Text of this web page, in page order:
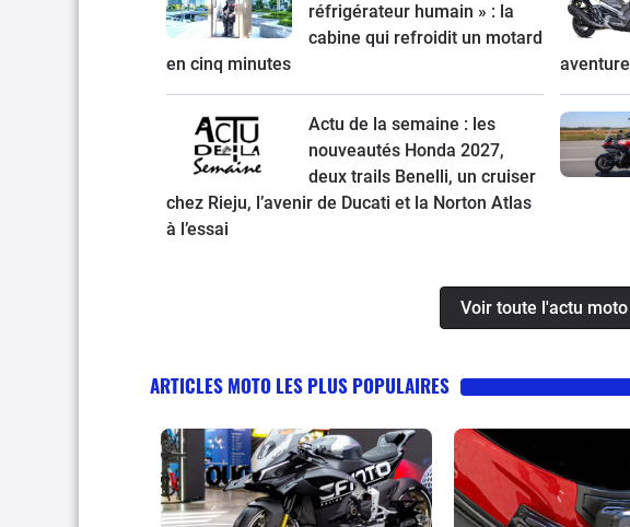
réfrigérateur humain » : la
cabine qui refroidit un motard
en cinq minutes
aventure
Actu de la semaine : les
nouveautés Honda 2027,
deux trails Benelli, un cruiser
chez Rieju, l’avenir de Ducati et la Norton Atlas
à l’essai
Voir toute l'actu moto
ARTICLES MOTO LES PLUS POPULAIRES